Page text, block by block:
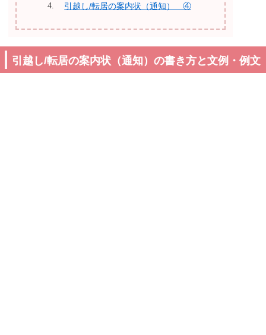
引越し/転居の案内状（通知） ④
引越し/転居の案内状（通知）の書き方と文例・例文